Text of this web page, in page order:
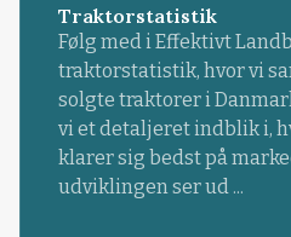
Traktorstatistik
Følg med i Effektivt
traktorstatistik, hvor vi
solgte traktorer i
vi et detaljeret indblik i,
klarer sig bedst på
udviklingen ser ud ...